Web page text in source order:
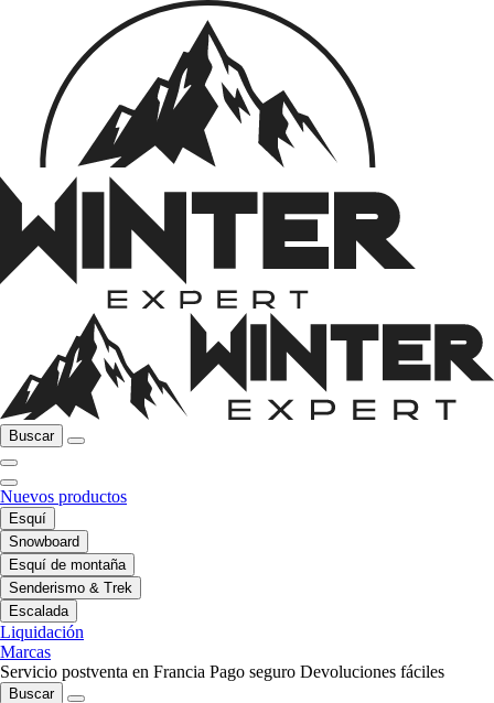
Buscar
Nuevos productos
Esquí
Snowboard
Esquí de montaña
Senderismo & Trek
Escalada
Liquidación
Marcas
Servicio postventa en Francia Pago seguro Devoluciones fáciles
Buscar